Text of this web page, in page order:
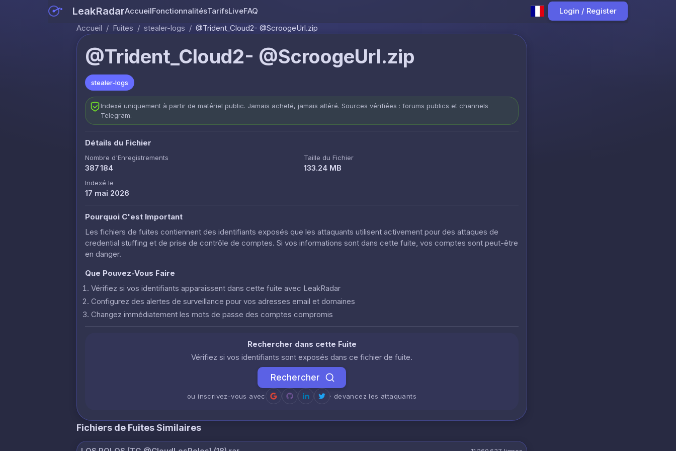
LeakRadarAccueilFonctionnalitésTarifsLiveFAQ
Login / Register
Accueil / Fuites / stealer-logs / @Trident_Cloud2- @ScroogeUrl.zip
@Trident_Cloud2- @ScroogeUrl.zip
stealer-logs
Indexé uniquement à partir de matériel public. Jamais acheté, jamais altéré. Sources vérifiées : forums publics et channels
Telegram.
Détails du Fichier
Nombre d'Enregistrements
387 184
Taille du Fichier
133.24 MB
Indexé le
17 mai 2026
Pourquoi C'est Important
Les fichiers de fuites contiennent des identifiants exposés que les attaquants utilisent activement pour des attaques de
credential stuffing et de prise de contrôle de comptes. Si vos informations sont dans cette fuite, vos comptes sont peut-être
en danger.
Que Pouvez-Vous Faire
Vérifiez si vos identifiants apparaissent dans cette fuite avec LeakRadar
Configurez des alertes de surveillance pour vos adresses email et domaines
Changez immédiatement les mots de passe des comptes compromis
Rechercher dans cette Fuite
Vérifiez si vos identifiants sont exposés dans ce fichier de fuite.
Rechercher
ou inscrivez-vous avec · devancez les attaquants
Fichiers de Fuites Similaires